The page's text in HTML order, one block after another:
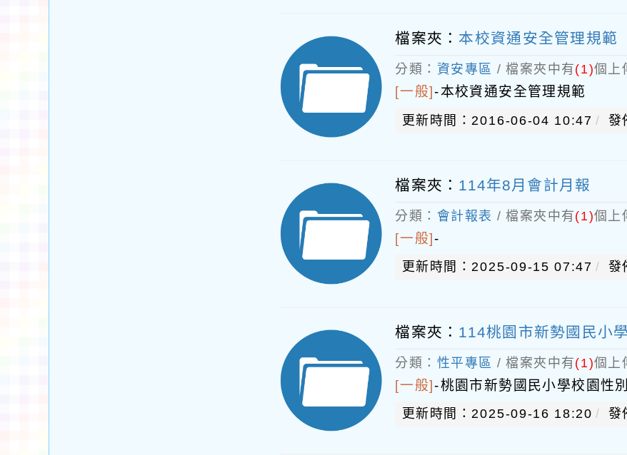
檔案夾： 本校資通安全管理規範
分類： 資安專區 / 檔案夾中有(1)個上
[一般]-本校資通安全管理規範
更新時間：2016-06-04 10:47 發
檔案夾： 114年8月會計月報
分類： 會計報表 / 檔案夾中有(1)個上
[一般]-
更新時間：2025-09-15 07:47 發
檔案夾： 114桃園市新勢國民小
分類： 性平專區 / 檔案夾中有(1)個上
[一般]-桃園市新勢國民小學校園性
更新時間：2025-09-16 18:20 發